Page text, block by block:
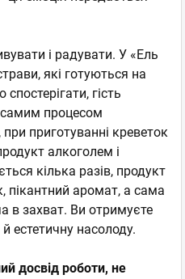
і радувати. У «Ель
які готуються на
гість
процесом
приготуванні креветок
алкоголем і
кілька разів, продукт
пікантний аромат, а сама
в захват. Ви отримуєте
естетичну насолоду.
досвід роботи, не